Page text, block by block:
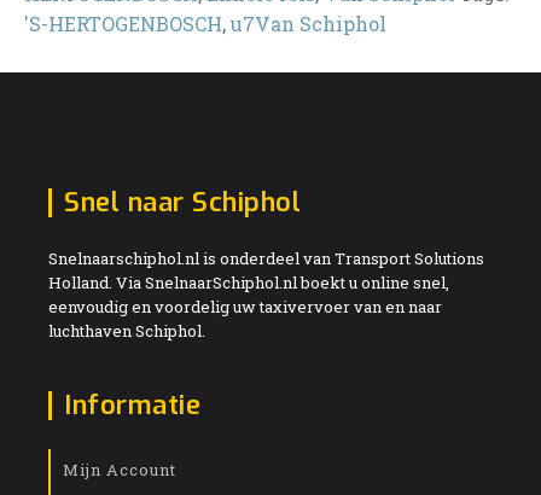
'S-HERTOGENBOSCH,u7Van Schiphol
Snel naar Schiphol
Snelnaarschiphol.nl is onderdeel van Transport Solutions
Holland. Via SnelnaarSchiphol.nl boekt u online snel,
eenvoudig en voordelig uw taxivervoer van en naar
luchthaven Schiphol.
Informatie
Mijn Account